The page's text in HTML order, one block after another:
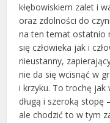
kłębowiskiem zalet i
oraz zdolności do
na ten temat ostatnio
się człowieka jak i
nieustanny,
nie da się wcisnąć w
i krzyku. To trochę jak
długą i szeroką stopę
ale chodzić to w tym